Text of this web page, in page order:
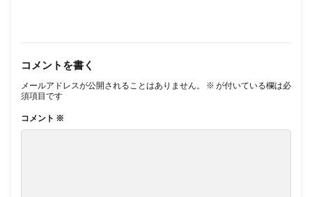
コメントを書く
メールアドレスが公開されることはありません。 ※ が付いている欄は必
須項目です
コメント ※